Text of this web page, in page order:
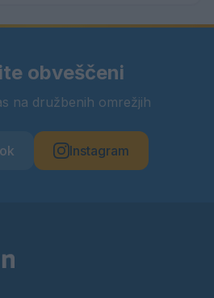
obveščeni
na družbenih omrežjih
Instagram